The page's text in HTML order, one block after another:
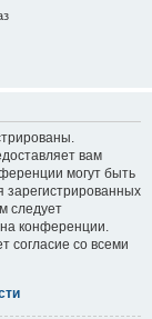
вам
могут быть
зарегистрированных
следует
конференции.
согласие со всеми